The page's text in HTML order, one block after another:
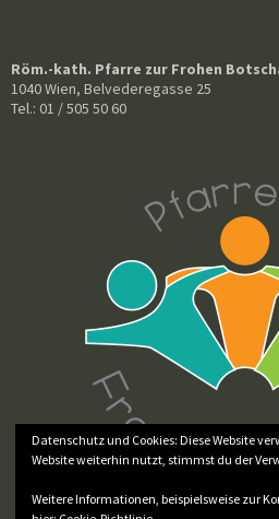
Röm.-kath. Pfarre zur Frohen
1040 Wien, Belvederegasse 25
Tel.: 01 / 505 50 60
Datenschutz und Cookies: Diese Website
Website weiterhin nutzt, stimmst du der
Weitere Informationen, beispielsweise zur